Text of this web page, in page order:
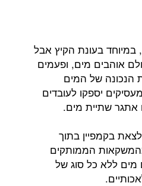
בעונת הקיץ אבל
אוהבים מים, ופעמים
של המים
יספקו לעובדים
אתגר שתיית מים.
בקמפיין בתוך
הממותקים
מים ללא כל סוג של